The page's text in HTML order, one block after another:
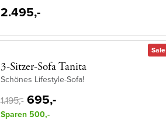
2.495,-
Sale
3-Sitzer-Sofa Tanita
Schönes Lifestyle-Sofa!
1.195,- 695,-
Sparen 500,-